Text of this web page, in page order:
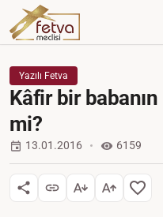
Yazılı Fetva
Kâfir bir
mi?
13.01.2016 6159